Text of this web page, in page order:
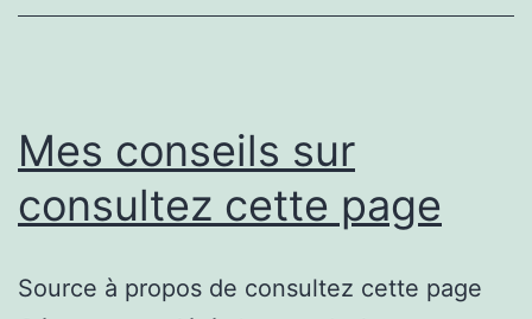
Mes conseils sur
consultez cette page
Source à propos de consultez cette page